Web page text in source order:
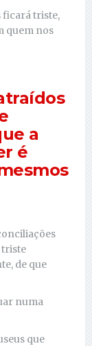
ficará triste,
quem nos
a
é
triste
de que
numa
que